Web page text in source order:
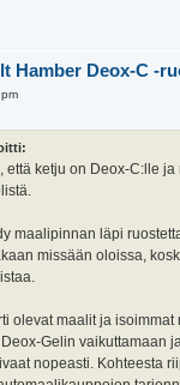
Hamber Deox-C -
että ketju on Deox-C:lle
maalipinnan läpi
missään oloissa,
olevat maalit ja
Gelin vaikuttamaan
nopeasti. Kohteesta